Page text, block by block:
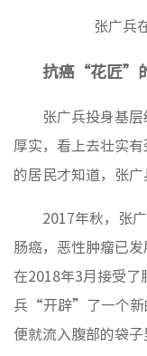
张广兵
抗癌“花匠”
张广兵投身基
厚实，看上去壮实
的居民才知道，张广
2017年秋，张
肠癌，恶性肿瘤已
在2018年3月接受了
兵“开辟”了一个新
便就流入腹部的袋